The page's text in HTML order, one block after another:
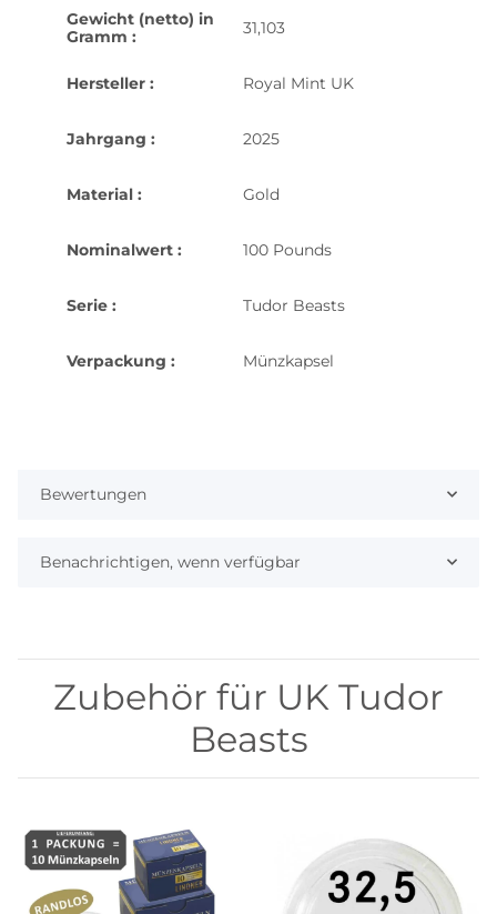
Gewicht (netto) in
Gramm :
31,103
Hersteller : Royal Mint UK
Jahrgang : 2025
Material : Gold
Nominalwert : 100 Pounds
Serie : Tudor Beasts
Verpackung : Münzkapsel
Bewertungen
Benachrichtigen, wenn verfügbar
Zubehör für UK Tudor
Beasts